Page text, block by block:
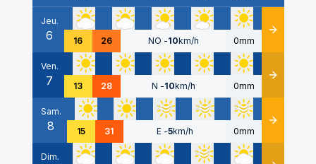
Date
Jeu.
6 16 26 NO -10km/h 0mm Détails
Ven.
7 13 28 N -10km/h 0mm Détails
Sam.
8 15 31 E -5km/h 0mm Détails
Dim.